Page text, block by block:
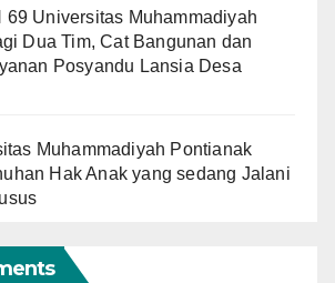
69 Universitas Muhammadiyah
Dua Tim, Cat Bangunan dan
Posyandu Lansia Desa
Muhammadiyah Pontianak
Hak Anak yang sedang Jalani